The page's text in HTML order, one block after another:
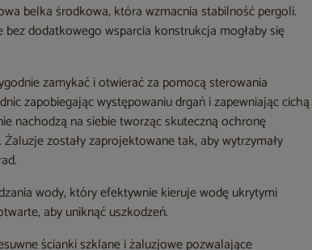
belka środkowa, która wzmacnia stabilność pergoli.
dodatkowego wsparcia konstrukcja mogłaby się
zamykać i otwierać za pomocą sterowania
zapobiegając występowaniu drgań i zapewniając cichą
nachodzą na siebie tworząc skuteczną ochronę
zostały zaprojektowane tak, aby wytrzymały
wody, który efektywnie kieruje wodę ukrytymi
aby uniknąć uszkodzeń.
ścianki szklane i żaluzjowe pozwalające